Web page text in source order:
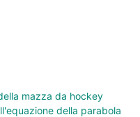
mazza da hockey
della parabola